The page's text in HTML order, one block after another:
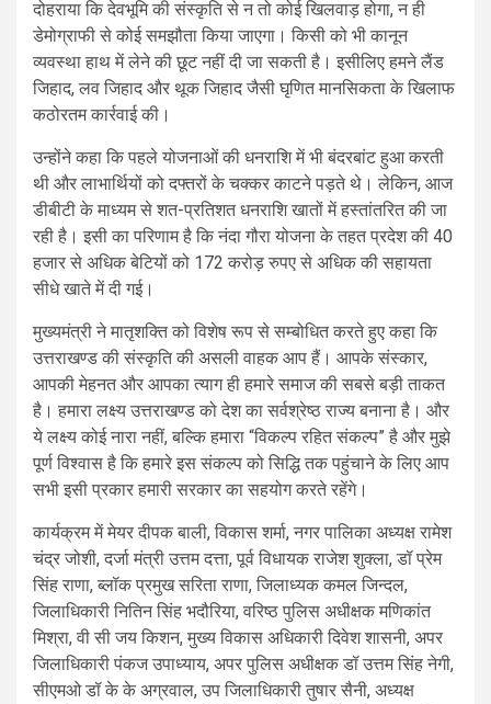
दोहराया कि देवभूमि की संस्कृति से न तो कोई खिलवाड़ होगा, न ही
डेमोग्राफी से कोई समझौता किया जाएगा। किसी को भी कानून
व्यवस्था हाथ में लेने की छूट नहीं दी जा सकती है। इसीलिए हमने लैंड
जिहाद, लव जिहाद और थूक जिहाद जैसी घृणित मानसिकता के खिलाफ
कठोरतम कार्रवाई की।
उन्होंने कहा कि पहले योजनाओं की धनराशि में भी बंदरबांट हुआ करती
थी और लाभार्थियों को दफ्तरों के चक्कर काटने पड़ते थे। लेकिन, आज
डीबीटी के माध्यम से शत-प्रतिशत धनराशि खातों में हस्तांतरित की जा
रही है। इसी का परिणाम है कि नंदा गौरा योजना के तहत प्रदेश की 40
हजार से अधिक बेटियों को 172 करोड़ रुपए से अधिक की सहायता
सीधे खाते में दी गई।
मुख्यमंत्री ने मातृशक्ति को विशेष रूप से सम्बोधित करते हुए कहा कि
उत्तराखण्ड की संस्कृति की असली वाहक आप हैं। आपके संस्कार,
आपकी मेहनत और आपका त्याग ही हमारे समाज की सबसे बड़ी ताकत
है। हमारा लक्ष्य उत्तराखण्ड को देश का सर्वश्रेष्ठ राज्य बनाना है। और
ये लक्ष्य कोई नारा नहीं, बल्कि हमारा “विकल्प रहित संकल्प” है और मुझे
पूर्ण विश्वास है कि हमारे इस संकल्प को सिद्धि तक पहुंचाने के लिए आप
सभी इसी प्रकार हमारी सरकार का सहयोग करते रहेंगे।
कार्यक्रम में मेयर दीपक बाली, विकास शर्मा, नगर पालिका अध्यक्ष रामेश
चंद्र जोशी, दर्जा मंत्री उत्तम दत्ता, पूर्व विधायक राजेश शुक्ला, डॉ प्रेम
सिंह राणा, ब्लॉक प्रमुख सरिता राणा, जिलाध्यक कमल जिन्दल,
जिलाधिकारी नितिन सिंह भदौरिया, वरिष्ठ पुलिस अधीक्षक मणिकांत
मिश्रा, वी सी जय किशन, मुख्य विकास अधिकारी दिवेश शासनी, अपर
जिलाधिकारी पंकज उपाध्याय, अपर पुलिस अधीक्षक डॉ उत्तम सिंह नेगी,
सीएमओ डॉ के के अग्रवाल, उप जिलाधिकारी तुषार सैनी, अध्यक्ष